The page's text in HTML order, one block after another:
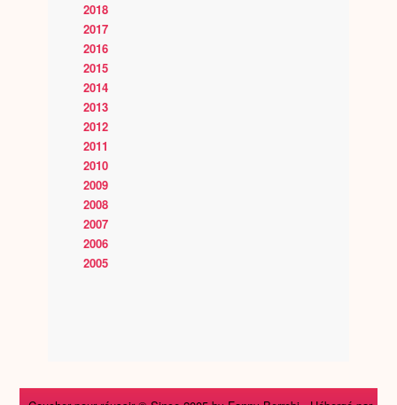
2018
2017
2016
2015
2014
2013
2012
2011
2010
2009
2008
2007
2006
2005